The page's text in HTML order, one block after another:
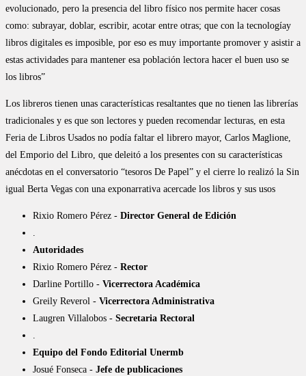
evolucionado, pero la presencia del libro físico nos permite hacer cosas
como: subrayar, doblar, escribir, acotar entre otras; que con la tecnologíay
libros digitales es imposible, por eso es muy importante promover y asistir a
estas actividades para mantener esa población lectora hacer el buen uso se
los libros”
Los libreros tienen unas características resaltantes que no tienen las librerías
tradicionales y es que son lectores y pueden recomendar lecturas, en esta
Feria de Libros Usados no podía faltar el librero mayor, Carlos Maglione,
del Emporio del Libro, que deleitó a los presentes con su características
anécdotas en el conversatorio “tesoros De Papel” y el cierre lo realizó la Sin
igual Berta Vegas con una exponarrativa acercade los libros y sus usos
Rixio Romero Pérez - Director General de Edición
.
Autoridades
Rixio Romero Pérez - Rector
Darline Portillo - Vicerrectora Académica
Greily Reverol - Vicerrectora Administrativa
Laugren Villalobos - Secretaria Rectoral
.
Equipo del Fondo Editorial Unermb
Josué Fonseca - Jefe de publicaciones